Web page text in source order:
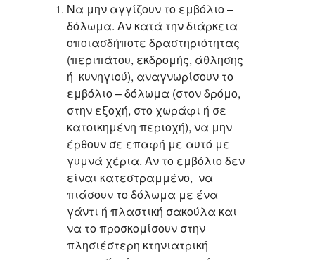
Να μην αγγίζουν το εμβόλιο –
δόλωμα. Αν κατά την διάρκεια
οποιασδήποτε δραστηριότητας
(περιπάτου, εκδρομής, άθλησης
ή κυνηγιού), αναγνωρίσουν το
εμβόλιο – δόλωμα (στον δρόμο,
στην εξοχή, στο χωράφι ή σε
κατοικημένη περιοχή), να μην
έρθουν σε επαφή με αυτό με
γυμνά χέρια. Αν το εμβόλιο δεν
είναι κατεστραμμένο, να
πιάσουν το δόλωμα με ένα
γάντι ή πλαστική σακούλα και
να το προσκομίσουν στην
πλησιέστερη κτηνιατρική